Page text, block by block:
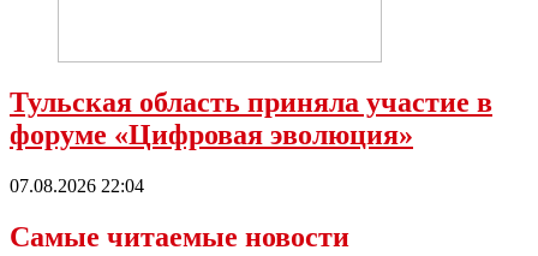
Тульская область приняла участие в
форуме «Цифровая эволюция»
07.08.2026 22:04
Самые читаемые новости